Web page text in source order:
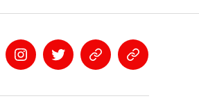
InstagramTwitterEventbriteNewsletter